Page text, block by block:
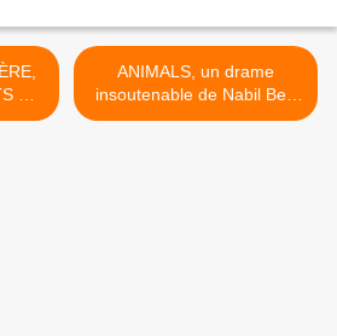
DE
ANIMALS, un drame
insoutenable de Nabil Ben
Yadir >